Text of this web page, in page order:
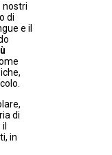
nostri
di
e il
di
in